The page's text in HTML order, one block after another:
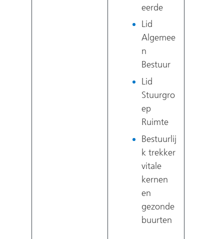
eerde
Lid
Algemee
n
Bestuur
Lid
Stuurgro
ep
Ruimte
Bestuurlij
k trekker
vitale
kernen
en
gezonde
buurten